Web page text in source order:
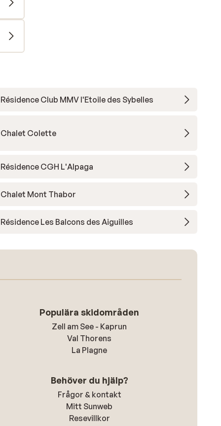
Résidence Club MMV l'Etoile des Sybelles
Chalet Colette
Résidence CGH L'Alpaga
Chalet Mont Thabor
Résidence Les Balcons des Aiguilles
Populära skidområden
Zell am See - Kaprun
Val Thorens
La Plagne
Behöver du hjälp?
Frågor & kontakt
Mitt Sunweb
Resevillkor